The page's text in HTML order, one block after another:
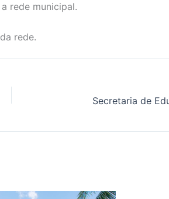
rede municipal.
rede.